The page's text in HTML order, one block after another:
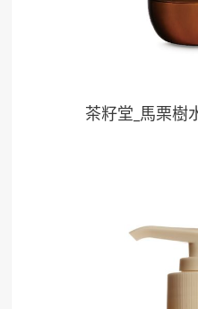
茶籽堂_馬栗樹